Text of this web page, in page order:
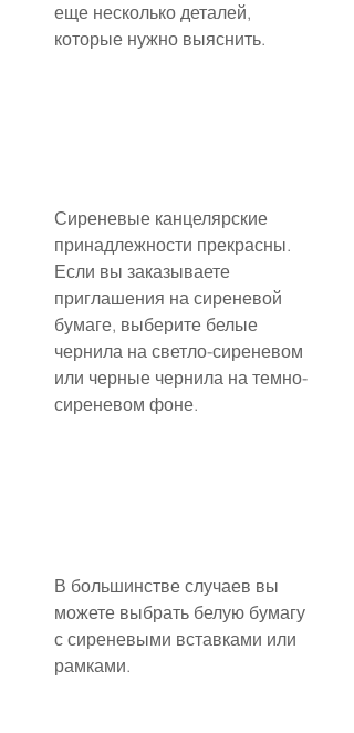
еще несколько деталей,
которые нужно выяснить.
Сиреневые канцелярские
принадлежности прекрасны.
Если вы заказываете
приглашения на сиреневой
бумаге, выберите белые
чернила на светло-сиреневом
или черные чернила на темно-
сиреневом фоне.
В большинстве случаев вы
можете выбрать белую бумагу
с сиреневыми вставками или
рамками.